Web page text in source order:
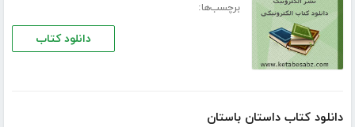
برچسب‌ها:
دانلود کتاب
دانلود کتاب داستان باستان